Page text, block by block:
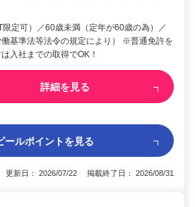
限定可）／60歳未満（定年が60歳の為）／
基準法等法令の規定により） ※普通免許を
入社までの取得でOK！
詳細を見る
ールポイントを見る
更新日： 2026/07/22 掲載終了日： 2026/08/31